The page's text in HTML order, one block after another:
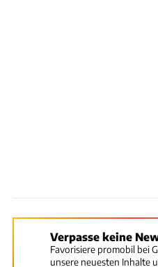
Verpasse keine
Favorisiere promobil bei
unsere neuesten Inhalte